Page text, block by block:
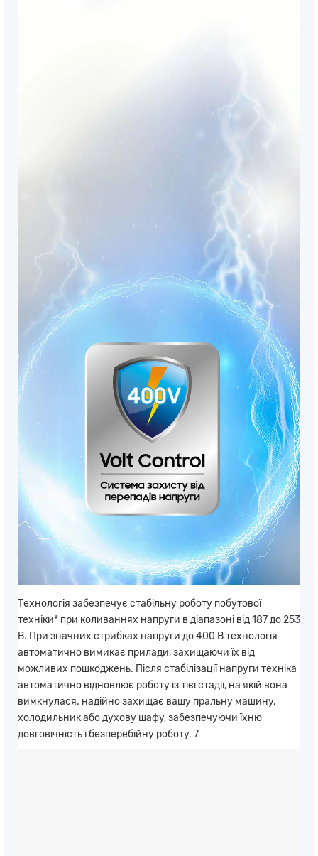
Технологія забезпечує стабільну роботу побутової
техніки* при коливаннях напруги в діапазоні від 187 до 253
В. При значних стрибках напруги до 400 В технологія
автоматично вимикає прилади, захищаючи їх від
можливих пошкоджень. Після стабілізації напруги техніка
автоматично відновлює роботу із тієї стадії, на якій вона
вимкнулася. надійно захищає вашу пральну машину,
холодильник або духову шафу, забезпечуючи їхню
довговічність і безперебійну роботу. 7